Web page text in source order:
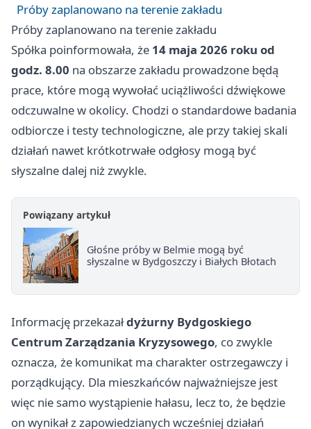
Próby zaplanowano na terenie zakładu
Próby zaplanowano na terenie zakładu
Spółka poinformowała, że 14 maja 2026 roku od
godz. 8.00 na obszarze zakładu prowadzone będą
prace, które mogą wywołać uciążliwości dźwiękowe
odczuwalne w okolicy. Chodzi o standardowe badania
odbiorcze i testy technologiczne, ale przy takiej skali
działań nawet krótkotrwałe odgłosy mogą być
słyszalne dalej niż zwykle.
Powiązany artykuł
Głośne próby w Belmie mogą być
słyszalne w Bydgoszczy i Białych Błotach
Informację przekazałdyżurny Bydgoskiego
Centrum Zarządzania Kryzysowego, co zwykle
oznacza, że komunikat ma charakter ostrzegawczy i
porządkujący. Dla mieszkańców najważniejsze jest
więc nie samo wystąpienie hałasu, lecz to, że będzie
on wynikał z zapowiedzianych wcześniej działań